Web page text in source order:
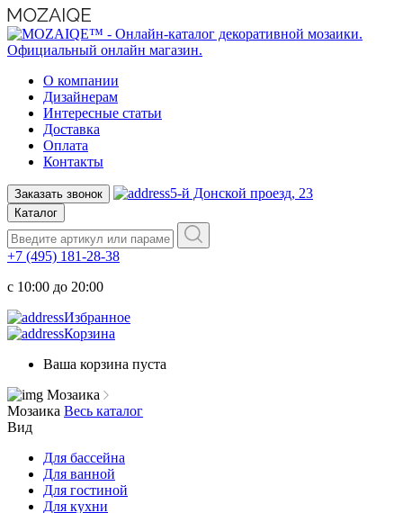
О компании
Дизайнерам
Интересные статьи
Доставка
Оплата
Контакты
Заказать звонок 5-й Донской проезд, 23
Каталог
+7 (495) 181-28-38
c 10:00 до 20:00
Избранное
Корзина
Ваша корзина пуста
Мозаика
Мозаика Весь каталог
Вид
Для бассейна
Для ванной
Для гостиной
Для кухни